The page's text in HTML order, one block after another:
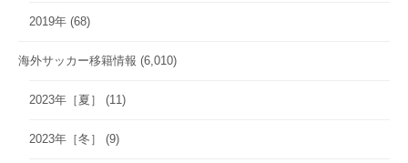
2019年 (68)
海外サッカー移籍情報 (6,010)
2023年［夏］ (11)
2023年［冬］ (9)